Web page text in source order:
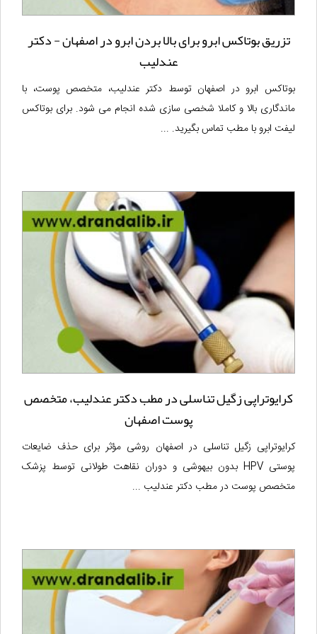
تزریق بوتاکس ابرو برای بالا بردن ابرو در اصفهان - دکتر
عندلیب
بوتاکس ابرو در اصفهان توسط دکتر عندلیب، متخصص پوست، با
ماندگاری بالا و کاملا شخصی سازی شده انجام می شود. برای بوتاکس
لیفت ابرو با مطب تماس بگیرید. ...
کرایوتراپی زگیل تناسلی در مطب دکتر عندلیب، متخصص
پوست اصفهان
کرایوتراپی زگیل تناسلی در اصفهان روشی مؤثر برای حذف ضایعات
پوستی HPV بدون بیهوشی و دوران نقاهت طولانی توسط پزشک
متخصص پوست در مطب دکتر عندلیب ...